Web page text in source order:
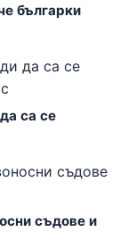
българки
са се
съдове и